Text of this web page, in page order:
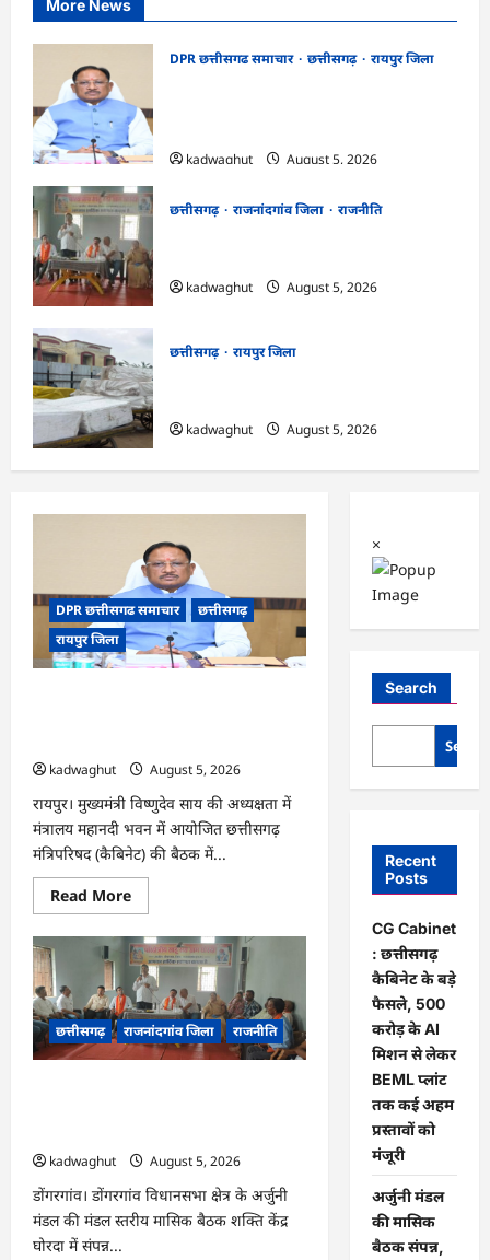
More News
DPR छत्तीसगढ समाचार छत्तीसगढ़
रायपुर जिला
kadwaghut
August 5, 2026
छत्तीसगढ़ राजनांदगांव जिला
राजनीति
kadwaghut
August 5, 2026
छत्तीसगढ़
रायपुर जिला
kadwaghut
August 5, 2026
DPR छत्तीसगढ समाचार
छत्तीसगढ़
रायपुर जिला
kadwaghut
August 5, 2026
रायपुर। मुख्यमंत्री विष्णुदेव साय की अध्यक्षता में
मंत्रालय महानदी भवन में आयोजित छत्तीसगढ़
मंत्रिपरिषद (कैबिनेट) की बैठक में...
Read MoreRead
more
CG
Cabinet
:
छत्तीसगढ़
कैबिनेट
के
बड़े
फैसले,
500
लेकर
BEML
प्लांट
तक
कई
अहम
छत्तीसगढ़ राजनांदगांव जिला राजनीति
kadwaghut
August 5, 2026
डोंगरगांव। डोंगरगांव विधानसभा क्षेत्र के अर्जुनी
मंडल की मंडल स्तरीय मासिक बैठक शक्ति केंद्र
घोरदा में संपन्न...
×
Search
Recent
Posts
CG Cabinet
: छत्तीसगढ़
कैबिनेट के बड़े
फैसले, 500
करोड़ के AI
मिशन से लेकर
BEML प्लांट
तक कई अहम
प्रस्तावों को
मंजूरी
अर्जुनी मंडल
की मासिक
बैठक संपन्न,